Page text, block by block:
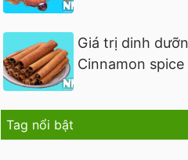
Giá trị dinh
Cinnamon
Tag nổi bật